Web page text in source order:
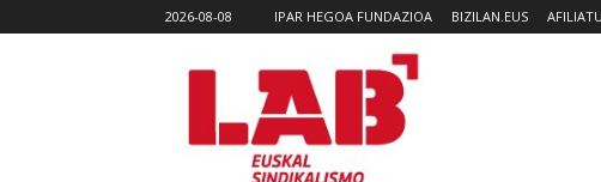
2026-08-08 IPAR HEGOA FUNDAZIOA BIZILAN.EUS AFILIATU